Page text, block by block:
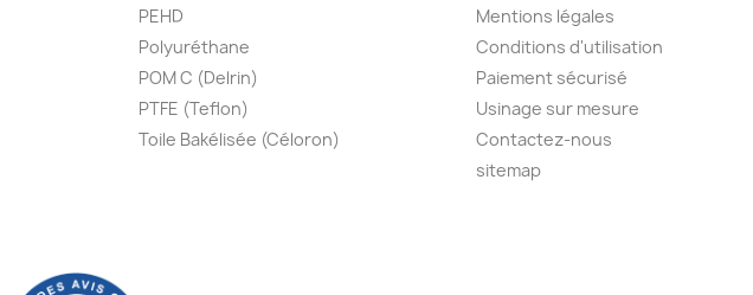
PEHD
Polyuréthane
POM C (Delrin)
PTFE (Teflon)
Toile Bakélisée (Céloron)
Mentions légales
Conditions d'utilisation
Paiement sécurisé
Usinage sur mesure
Contactez-nous
sitemap